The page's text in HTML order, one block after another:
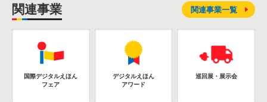
関連事業
国際デジタルえほん
フェア
デジタルえほん
アワード
巡回展・展示会
関連事業一覧